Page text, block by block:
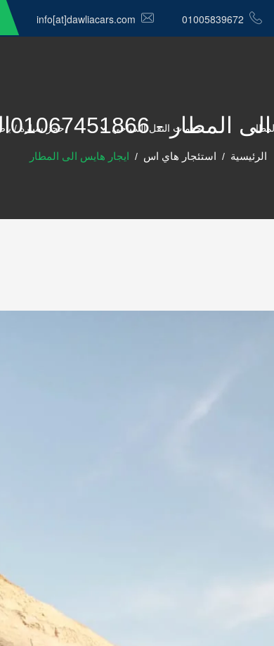
01005839672
info[at]dawliacars.com
خدمات النقل السياحي حجز سيارة / 01067451866الدولية كار
الرئيسية استئجار هاي اس ايجار هايس الى المطار